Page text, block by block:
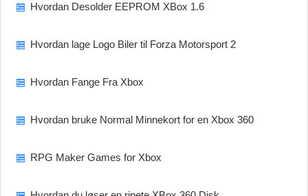
Hvordan Desolder EEPROM XBox 1.6
Hvordan lage Logo Biler til Forza Motorsport 2
Hvordan Fange Fra Xbox
Hvordan bruke Normal Minnekort for en Xbox 360
RPG Maker Games for Xbox